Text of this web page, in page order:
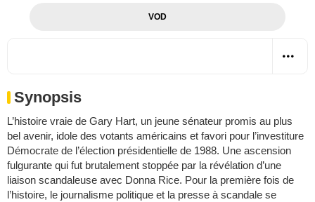
VOD
Synopsis
L’histoire vraie de Gary Hart, un jeune sénateur promis au plus
bel avenir, idole des votants américains et favori pour l’investiture
Démocrate de l’élection présidentielle de 1988. Une ascension
fulgurante qui fut brutalement stoppée par la révélation d’une
liaison scandaleuse avec Donna Rice. Pour la première fois de
l’histoire, le journalisme politique et la presse à scandale se